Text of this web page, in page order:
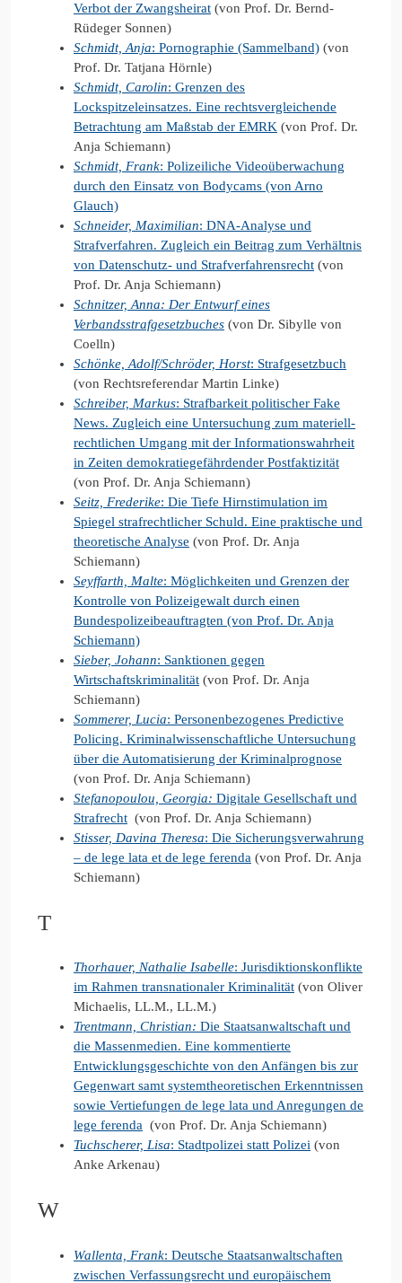
Verbot der Zwangsheirat (von Prof. Dr. Bernd-
Rüdeger Sonnen)
Schmidt, Anja: Pornographie (Sammelband) (von
Prof. Dr. Tatjana Hörnle)
Schmidt, Carolin: Grenzen des
Lockspitzeleinsatzes. Eine rechtsvergleichende
Betrachtung am Maßstab der EMRK (von Prof. Dr.
Anja Schiemann)
Schmidt, Frank: Polizeiliche Videoüberwachung
durch den Einsatz von Bodycams (von Arno
Glauch)
Schneider, Maximilian: DNA-Analyse und
Strafverfahren. Zugleich ein Beitrag zum Verhältnis
von Datenschutz- und Strafverfahrensrecht (von
Prof. Dr. Anja Schiemann)
Schnitzer, Anna: Der Entwurf eines
Verbandsstrafgesetzbuches (von Dr. Sibylle von
Coelln)
Schönke, Adolf/Schröder, Horst: Strafgesetzbuch
(von Rechtsreferendar Martin Linke)
Schreiber, Markus: Strafbarkeit politischer Fake
News. Zugleich eine Untersuchung zum materiell-
rechtlichen Umgang mit der Informationswahrheit
in Zeiten demokratiegefährdender Postfaktizität
(von Prof. Dr. Anja Schiemann)
Seitz, Frederike: Die Tiefe Hirnstimulation im
Spiegel strafrechtlicher Schuld. Eine praktische und
theoretische Analyse (von Prof. Dr. Anja
Schiemann)
Seyffarth, Malte: Möglichkeiten und Grenzen der
Kontrolle von Polizeigewalt durch einen
Bundespolizeibeauftragten (von Prof. Dr. Anja
Schiemann)
Sieber, Johann: Sanktionen gegen
Wirtschaftskriminalität (von Prof. Dr. Anja
Schiemann)
Sommerer, Lucia: Personenbezogenes Predictive
Policing. Kriminalwissenschaftliche Untersuchung
über die Automatisierung der Kriminalprognose
(von Prof. Dr. Anja Schiemann)
Stefanopoulou, Georgia: Digitale Gesellschaft und
Strafrecht (von Prof. Dr. Anja Schiemann)
Stisser, Davina Theresa: Die Sicherungsverwahrung
– de lege lata et de lege ferenda (von Prof. Dr. Anja
Schiemann)
T
Thorhauer, Nathalie Isabelle: Jurisdiktionskonflikte
im Rahmen transnationaler Kriminalität (von Oliver
Michaelis, LL.M., LL.M.)
Trentmann, Christian: Die Staatsanwaltschaft und
die Massenmedien. Eine kommentierte
Entwicklungsgeschichte von den Anfängen bis zur
Gegenwart samt systemtheoretischen Erkenntnissen
sowie Vertiefungen de lege lata und Anregungen de
lege ferenda (von Prof. Dr. Anja Schiemann)
Tuchscherer, Lisa: Stadtpolizei statt Polizei (von
Anke Arkenau)
W
Wallenta, Frank: Deutsche Staatsanwaltschaften
zwischen Verfassungsrecht und europäischem